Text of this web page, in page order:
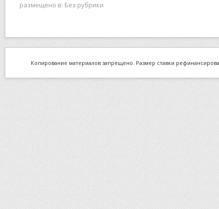
размещено в: Без рубрики
Копирование материалов запрещено. Размер ставки